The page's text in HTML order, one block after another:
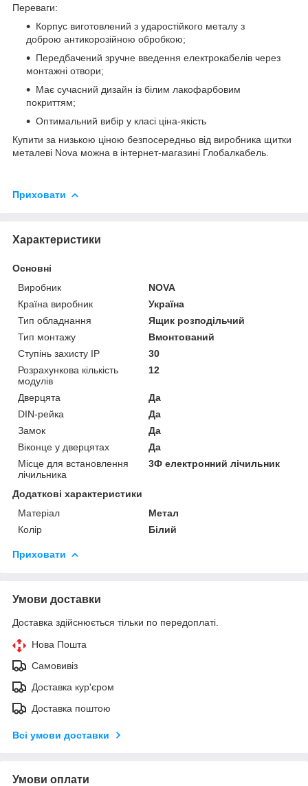
Переваги:
Корпус виготовлений з ударостійкого металу з
доброю антикорозійною обробкою;
Передбачений зручне введення електрокабелів через
монтажні отвори;
Має сучасний дизайн із білим лакофарбовим
покриттям;
Оптимальний вибір у класі ціна-якість
Купити за низькою ціною безпосередньо від виробника щитки
металеві Nova можна в інтернет-магазині Глобалкабель.
Приховати
Характеристики
Основні
Виробник
NOVA
Країна виробник
Україна
Тип обладнання
Ящик розподільчий
Тип монтажу
Вмонтований
Ступінь захисту IP
30
Розрахункова кількість
модулів
12
Дверцята
Да
DIN-рейка
Да
Замок
Да
Віконце у дверцятах
Да
Місце для встановлення
лічильника
3Ф електронний лічильник
Додаткові характеристики
Матеріал
Метал
Колір
Білий
Приховати
Умови доставки
Доставка здійснюється тільки по передоплаті.
Нова Пошта
Самовивіз
Доставка кур'єром
Доставка поштою
Всі умови доставки
Умови оплати